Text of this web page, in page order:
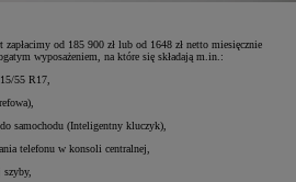
od 185 900 zł lub od 1648 zł netto miesięcznie
wyposażeniem, na które się składają m.in.:
55 R17,
samochodu (Inteligentny kluczyk),
telefonu w konsoli centralnej,
szyby,